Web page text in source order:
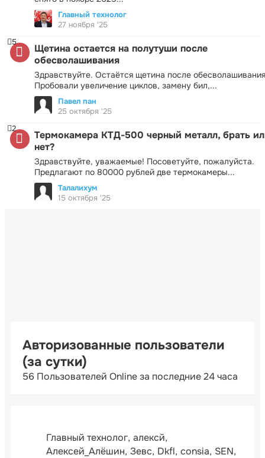
Главный технолог
27 ноября '25
Щетина остается на полутуши после
обесволашивания
Здравствуйте. Остаётся щетина после
Пробовали увеличение циклов, замену бил,...
5
Павел пан
25 октября '25
Термокамера КТД-500 черный металл, брать
нет?
Здравствуйте, уважаемые! Посоветуйте, пожалуйста.
Предлагают по 80000 рублей две термокамеры...
2
Талалихум
15 октября '25
Авторизованные пользователи
(за сутки)
56 Пользователей Online за последние 24 часа
Главный технолог алексй
Алексей_Алёшин Зевс Dkfl consia SEN